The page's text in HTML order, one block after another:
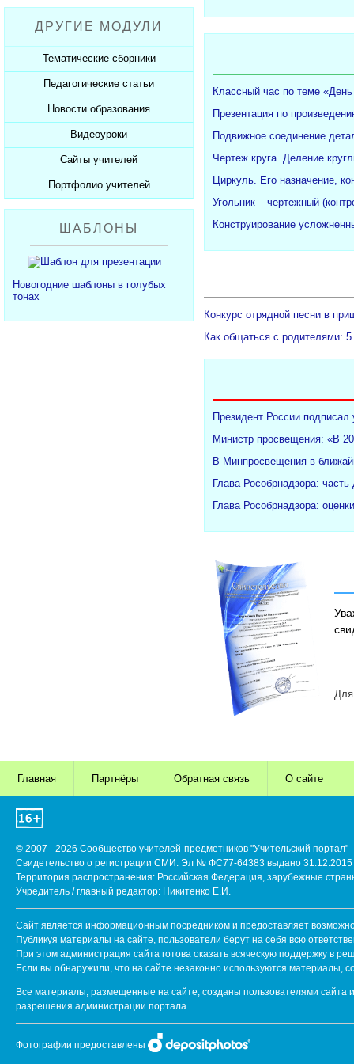
Пожарная безопасность
СанПиНы
Должностные обязанности
Планы, справки, протоколы
Презентации к Дню матери
Презентации к Новому году
Презентации к 23 февраля
Презентации к 8 марта
Презентации к Дню Победы
350 лет Петру I
Разработки учащихся
Софт для учителя
ДРУГИЕ МОДУЛИ
Тематические сборники
Сборники презентаций
Педагогические статьи
Каталог статей
Добавить статью
Новости образования
Новости образования
Видеоуроки
Видеоуроки ЕГЭ и ОГЭ
Сайты учителей
Каталог сайтов
Добавить сайт
Портфолио учителей
Каталог портфолио
Добавить портфолио
ШАБЛОНЫ
Новогодние шаблоны в голубых
тонах
Классный час по теме
Презентация по
Подвижное соединение
Чертеж круга. Деление
Циркуль. Его назначение,
Угольник – чертежный
Конструирование
Конкурс отрядной песни в
Как общаться с родителями: 5
Президент России подписал
Министр просвещения: «В
В Минпросвещения в
Глава Рособрнадзора:
Глава Рособрнадзора:
Для
Главная Партнёры Обратная связь О сайте
© 2007 - 2026 Сообщество учителей-предметников "Учительский портал"
Свидетельство о регистрации СМИ: Эл № ФС77-64383 выдано 31.12.2015
Территория распространения: Российская Федерация, зарубежные
Учредитель / главный редактор: Никитенко Е.И.
Сайт является информационным посредником и предоставляет
Публикуя материалы на сайте, пользователи берут на себя всю
При этом администрация сайта готова оказать всяческую поддержку в
Если вы обнаружили, что на сайте незаконно используются
Все материалы, размещенные на сайте, созданы пользователями сайта
разрешения администрации портала.
Фотографии предоставлены